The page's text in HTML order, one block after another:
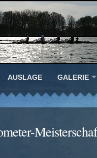
AUSLAGE GALERIE